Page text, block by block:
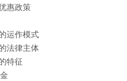
惠政策
运作模式
法律主体
特征